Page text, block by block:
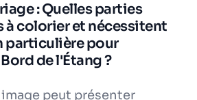
: Quelles parties
colorier et nécessitent
particulière pour
de l'Étang ?
peut présenter